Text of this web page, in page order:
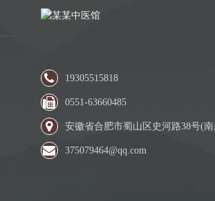
19305515818
0551-63660485
安徽省合肥市蜀山区史河路38号(
375079464@qq.com